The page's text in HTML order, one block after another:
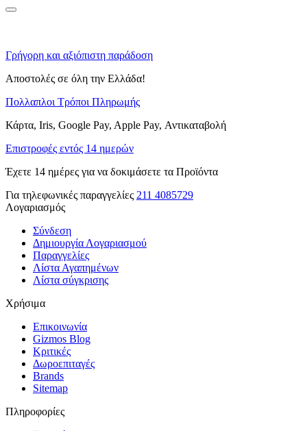
Γρήγορη και αξιόπιστη παράδοση
Αποστολές σε όλη την Ελλάδα!
Πολλαπλοι Τρόποι Πληρωμής
Κάρτα, Iris, Google Pay, Apple Pay, Αντικαταβολή
Επιστροφές εντός 14 ημερών
Έχετε 14 ημέρες για να δοκιμάσετε τα Προϊόντα
Για τηλεφωνικές παραγγελίες 211 4085729
Λογαριασμός
Σύνδεση
Δημιουργία Λογαριασμού
Παραγγελίες
Λίστα Αγαπημένων
Λίστα σύγκρισης
Χρήσιμα
Επικοινωνία
Gizmos Blog
Κριτικές
Δωροεπιταγές
Brands
Sitemap
Πληροφορίες